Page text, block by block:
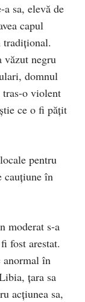
sa, elevă de
capul
tradițional.
văzut negru
domnul
tras-o violent
ce o fi pățit
pentru
cauțiune în
moderat s-a
fost arestat.
anormal în
țara sa
acțiunea sa,